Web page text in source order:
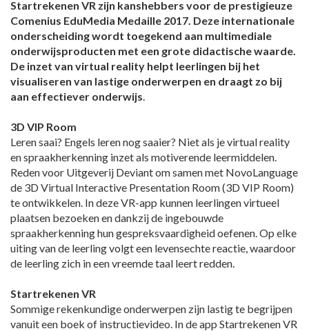
Startrekenen VR zijn kanshebbers voor de prestigieuze
Comenius EduMedia Medaille 2017. Deze internationale
onderscheiding wordt toegekend aan multimediale
onderwijsproducten met een grote didactische waarde.
De inzet van virtual reality helpt leerlingen bij het
visualiseren van lastige onderwerpen en draagt zo bij
aan effectiever onderwijs
3D VIP Room
Leren saai? Engels leren nog saaier? Niet als je virtual reality
en spraakherkenning inzet als motiverende leermiddelen.
Reden voor Uitgeverij Deviant om samen met NovoLanguage
de 3D Virtual Interactive Presentation Room (3D VIP Room)
te ontwikkelen. In deze VR-app kunnen leerlingen virtueel
plaatsen bezoeken en dankzij de ingebouwde
spraakherkenning hun gespreksvaardigheid oefenen. Op elke
uiting van de leerling volgt een levensechte reactie, waardoor
de leerling zich in een vreemde taal leert redden.
Startrekenen VR
Sommige rekenkundige onderwerpen zijn lastig te begrijpen
vanuit een boek of instructievideo. In de app Startrekenen VR